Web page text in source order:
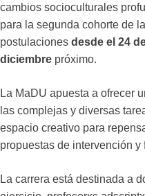
cambios socioculturales
para la segunda cohorte de
postulaciones desde el 24
diciembre próximo.
La MaDU apuesta a ofrecer
las complejas y diversas
espacio creativo para
propuestas de intervención
La carrera está destinada a